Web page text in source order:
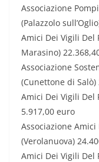
Associazione
(Palazzolo
Amici Dei Vigili Del
Marasino)
Associazione
(Cunettone di
Amici Dei Vigili Del
5.917,00 euro
Associazione
(Verolanuova)
Amici Dei Vigili Del